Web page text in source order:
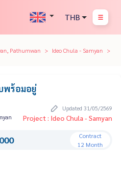
THB
Pathumwan
Ideo Chula - Samyan
พร้อมอยู่
Updated 31/05/2569
Project : Ideo Chula - Samyan
Contract
12 Month